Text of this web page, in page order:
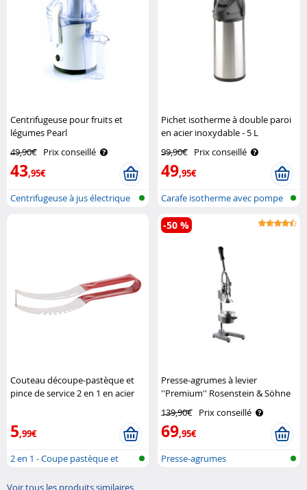
Centrifugeuse pour fruits et
légumes Pearl
49,90€ Prix conseillé
43,95€
Centrifugeuse à jus électrique
Pichet isotherme à double paroi
en acier inoxydable - 5 L
Rosenstein & Söhne
99,90€ Prix conseillé
49,95€
Carafe isotherme avec pompe
Couteau découpe-pastèque et
pince de service 2 en 1 en acier
5,99€
2 en 1 - Coupe pastèque et
Presse-agrumes à levier
''Premium'' Rosenstein & Söhne
139,90€ Prix conseillé
69,95€
-50 %
Presse-agrumes
Voir tous les produits similaires